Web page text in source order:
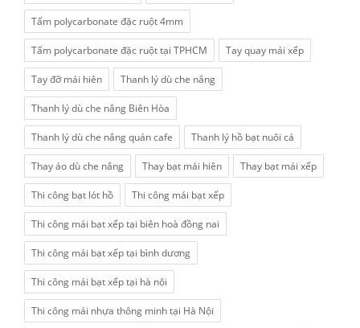
Tấm polycarbonate đặc ruột 4mm
Tấm polycarbonate đặc ruột tại TPHCM Tay quay mái xếp
Tay đỡ mái hiên Thanh lý dù che nắng
Thanh lý dù che nắng Biên Hòa
Thanh lý dù che nắng quán cafe Thanh lý hồ bạt nuôi cá
Thay áo dù che nắng Thay bạt mái hiên Thay bạt mái xếp
Thi công bạt lót hồ Thi công mái bạt xếp
Thi công mái bạt xếp tại biên hoà đồng nai
Thi công mái bạt xếp tại bình dương
Thi công mái bạt xếp tại hà nội
Thi công mái nhựa thông minh tại Hà Nội